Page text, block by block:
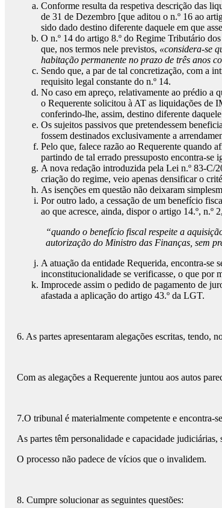
Conforme resulta da respetiva descrição das
de 31 de Dezembro [que aditou o n.º 16 ao
sido dado destino diferente daquele em que
O n.º 14 do artigo 8.º do Regime Tributário
que, nos termos nele previstos, «considera-se
habitação permanente no prazo de três anos
Sendo que, a par de tal concretização, com a
requisito legal constante do n.º 14.
No caso em apreço, relativamente ao prédio a
o Requerente solicitou à AT as liquidações de
conferindo-lhe, assim, destino diferente
Os sujeitos passivos que pretendessem
fossem destinados exclusivamente a
Pelo que, falece razão ao Requerente quando
partindo de tal errado pressuposto encontra-se
A nova redação introduzida pela Lei n.º 83-C/
criação do regime, veio apenas densificar o
As isenções em questão não deixaram
Por outro lado, a cessação de um benefício
ao que acresce, ainda, dispor o artigo 14.º, n.º
“quando o benefício fiscal respeite a
autorização do Ministro das Finanças, sem
A atuação da entidade Requerida, encontra-se
inconstitucionalidade se verificasse, o que por
Improcede assim o pedido de pagamento de
afastada a aplicação do artigo 43.º da LGT.
6. As partes apresentaram alegações escritas, tendo,
Com as alegações a Requerente juntou aos autos
7.O tribunal é materialmente competente e encontra-
As partes têm personalidade e capacidade judiciárias,
O processo não padece de vícios que o invalidem.
8. Cumpre solucionar as seguintes questões: